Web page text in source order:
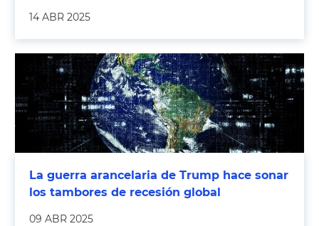
14 ABR 2025
La guerra arancelaria de Trump hace sonar
los tambores de recesión global
09 ABR 2025